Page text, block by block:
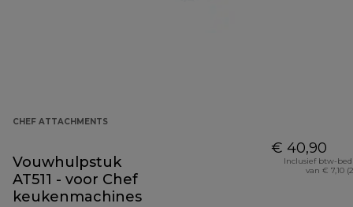
CHEF ATTACHMENTS
Vouwhulpstuk
AT511 - voor Chef
keukenmachines
€ 40,90
Inclusief btw-
van € 7,10